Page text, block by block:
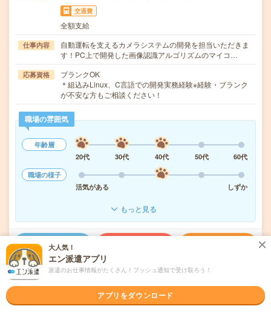
交通費
全額支給
仕事内容
自動運転を支えるカメラシステムの開発を担当いただきま
す！PC上で開発した画像認識アルゴリズムのマイコ…
応募資格
ブランクOK
＊組込みLinux、C言語での開発実務経験※経験・ブランク
が不安な方もご相談ください！
職場の雰囲気
年齢層
20代
30代 40代 50代
60代
職場の様子
活気がある
しずか
もっと見る
気になる!
派遣会社 パーソルエクセルHRパートナーズ株式会社（エンジニア部門）
大人気！
エン派遣アプリ
派遣のお仕事情報がたくさん！プッシュ通知で受け取ろう！
アプリをダウンロード